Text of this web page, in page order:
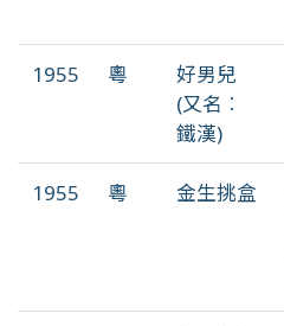
1955 粵
好男兒
(又名︰
鐵漢)
1955 粵 金生挑盒